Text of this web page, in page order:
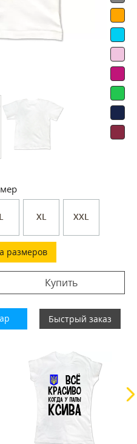
L XL XXL
размеров
Купить
Быстрый заказ